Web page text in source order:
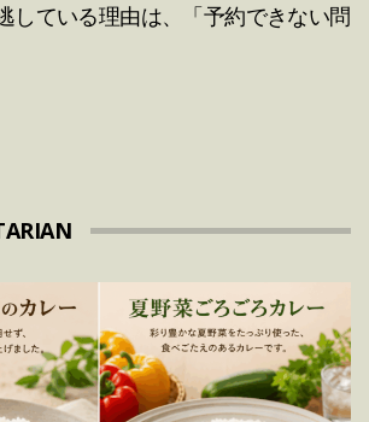
している理由は、「予約できない問